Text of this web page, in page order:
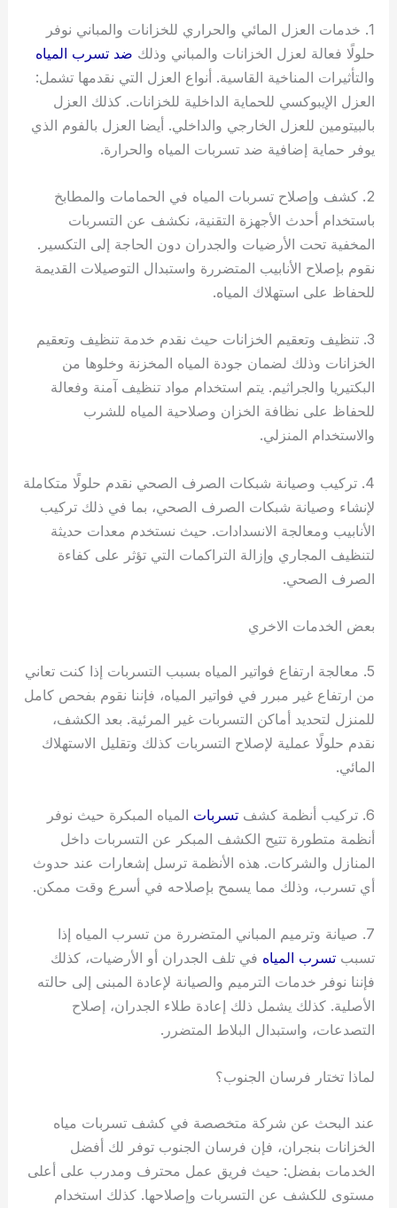
1. خدمات العزل المائي والحراري للخزانات والمباني نوفر
حلولًا فعالة لعزل الخزانات والمباني وذلك ضد تسرب المياه
والتأثيرات المناخية القاسية. أنواع العزل التي نقدمها تشمل:
العزل الإيبوكسي للحماية الداخلية للخزانات. كذلك العزل
بالبيتومين للعزل الخارجي والداخلي. أيضا العزل بالفوم الذي
يوفر حماية إضافية ضد تسربات المياه والحرارة.
2. كشف وإصلاح تسربات المياه في الحمامات والمطابخ
باستخدام أحدث الأجهزة التقنية، نكشف عن التسربات
المخفية تحت الأرضيات والجدران دون الحاجة إلى التكسير.
نقوم بإصلاح الأنابيب المتضررة واستبدال التوصيلات القديمة
للحفاظ على استهلاك المياه.
3. تنظيف وتعقيم الخزانات حيث نقدم خدمة تنظيف وتعقيم
الخزانات وذلك لضمان جودة المياه المخزنة وخلوها من
البكتيريا والجراثيم. يتم استخدام مواد تنظيف آمنة وفعالة
للحفاظ على نظافة الخزان وصلاحية المياه للشرب
والاستخدام المنزلي.
4. تركيب وصيانة شبكات الصرف الصحي نقدم حلولًا متكاملة
لإنشاء وصيانة شبكات الصرف الصحي، بما في ذلك تركيب
الأنابيب ومعالجة الانسدادات. حيث نستخدم معدات حديثة
لتنظيف المجاري وإزالة التراكمات التي تؤثر على كفاءة
الصرف الصحي.
بعض الخدمات الاخري
5. معالجة ارتفاع فواتير المياه بسبب التسربات إذا كنت تعاني
من ارتفاع غير مبرر في فواتير المياه، فإننا نقوم بفحص كامل
للمنزل لتحديد أماكن التسربات غير المرئية. بعد الكشف،
نقدم حلولًا عملية لإصلاح التسربات كذلك وتقليل الاستهلاك
المائي.
6. تركيب أنظمة كشف تسربات المياه المبكرة حيث نوفر
أنظمة متطورة تتيح الكشف المبكر عن التسربات داخل
المنازل والشركات. هذه الأنظمة ترسل إشعارات عند حدوث
أي تسرب، وذلك مما يسمح بإصلاحه في أسرع وقت ممكن.
7. صيانة وترميم المباني المتضررة من تسرب المياه إذا
تسببتسرب المياه في تلف الجدران أو الأرضيات، كذلك
فإننا نوفر خدمات الترميم والصيانة لإعادة المبنى إلى حالته
الأصلية. كذلك يشمل ذلك إعادة طلاء الجدران، إصلاح
التصدعات، واستبدال البلاط المتضرر.
لماذا تختار فرسان الجنوب؟
عند البحث عن شركة متخصصة في كشف تسربات مياه
الخزانات بنجران، فإن فرسان الجنوب توفر لك أفضل
الخدمات بفضل: حيث فريق عمل محترف ومدرب على أعلى
مستوى للكشف عن التسربات وإصلاحها. كذلك استخدام